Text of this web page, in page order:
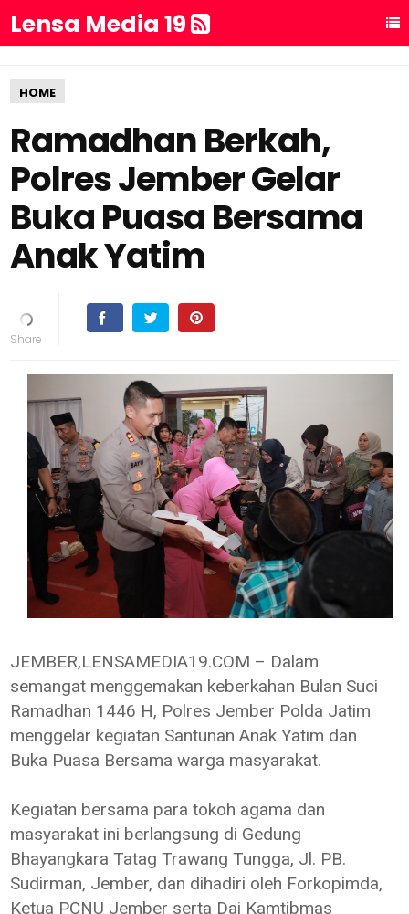
Lensa Media 19
HOME
Ramadhan Berkah,
Polres Jember Gelar
Buka Puasa Bersama
Anak Yatim
JEMBER,LENSAMEDIA19.COM – Dalam
semangat menggemakan keberkahan Bulan Suci
Ramadhan 1446 H, Polres Jember Polda Jatim
menggelar kegiatan Santunan Anak Yatim dan
Buka Puasa Bersama warga masyarakat.
Kegiatan bersama para tokoh agama dan
masyarakat ini berlangsung di Gedung
Bhayangkara Tatag Trawang Tungga, Jl. PB.
Sudirman, Jember, dan dihadiri oleh Forkopimda,
Ketua PCNU Jember serta Dai Kamtibmas